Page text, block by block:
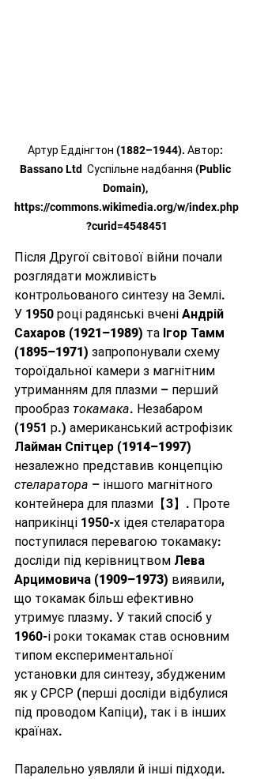
Артур Еддінгтон (1882–1944). Автор:
Bassano Ltd  Суспільне надбання (Public
Domain),
https://commons.wikimedia.org/w/index.php
?curid=4548451
Після Другої світової війни почали
розглядати можливість
контрольованого синтезу на Землі.
У 1950 році радянські вчені Андрій
Сахаров (1921–1989) та Ігор Тамм
(1895–1971) запропонували схему
тороїдальної камери з магнітним
утриманням для плазми – перший
прообраз токамака. Незабаром
(1951 р.) американський астрофізик
Лайман Спітцер (1914–1997)
незалежно представив концепцію
стеларатора – іншого магнітного
контейнера для плазми【3】. Проте
наприкінці 1950-х ідея стеларатора
поступилася перевагою токамаку:
досліди під керівництвом Лева
Арцимовича (1909–1973) виявили,
що токамак більш ефективно
утримує плазму. У такий спосіб у
1960-і роки токамак став основним
типом експериментальної
установки для синтезу, збудженим
як у СРСР (перші досліди відбулися
під проводом Капіци), так і в інших
країнах.
Паралельно уявляли й інші підходи.